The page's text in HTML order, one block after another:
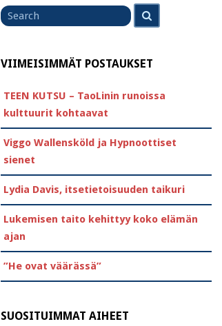
for
VIIMEISIMMÄT POSTAUKSET
TEEN KUTSU – TaoLinin runoissa
kulttuurit kohtaavat
Viggo Wallensköld ja Hypnoottiset
sienet
Lydia Davis, itsetietoisuuden taikuri
Lukemisen taito kehittyy koko elämän
ajan
”He ovat väärässä”
SUOSITUIMMAT AIHEET